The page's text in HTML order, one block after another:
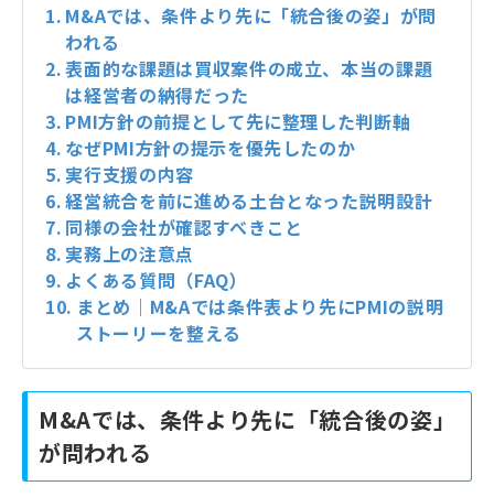
M&Aでは、条件より先に「統合後の姿」が問
われる
表面的な課題は買収案件の成立、本当の課題
は経営者の納得だった
PMI方針の前提として先に整理した判断軸
なぜPMI方針の提示を優先したのか
実行支援の内容
経営統合を前に進める土台となった説明設計
同様の会社が確認すべきこと
実務上の注意点
よくある質問（FAQ）
まとめ｜M&Aでは条件表より先にPMIの説明
ストーリーを整える
M&Aでは、条件より先に「統合後の姿」
が問われる